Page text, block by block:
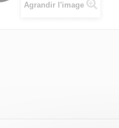
Agrandir l'image